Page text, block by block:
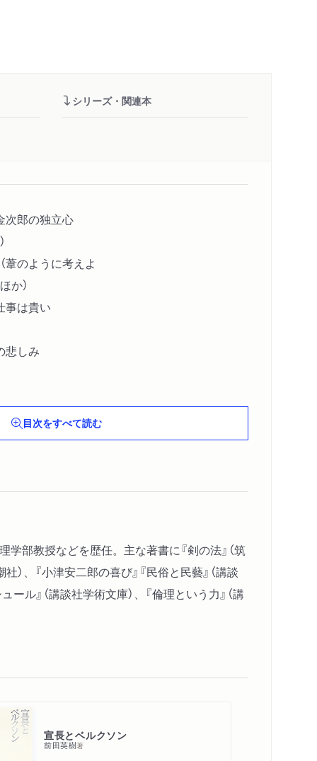
シリーズ・関連本
次郎の独立心
のように考えよ
か）
事は貴い
悲しみ
目次をすべて読む
部教授などを歴任。主な著書に『剣の法』（筑
）、『小津安二郎の喜び』『民俗と民藝』（講談
ル』（講談社学術文庫）、『倫理という力』（講
宣長とベルクソン
前田英樹著